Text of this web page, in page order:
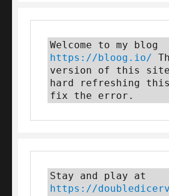
https://bloog.io/
version of this
hard refreshing
fix the error.
https://